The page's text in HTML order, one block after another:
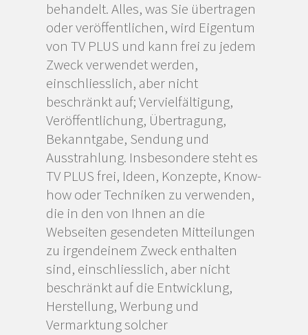
behandelt. Alles, was Sie übertragen
oder veröffentlichen, wird Eigentum
von TV PLUS und kann frei zu jedem
Zweck verwendet werden,
einschliesslich, aber nicht
beschränkt auf; Vervielfältigung,
Veröffentlichung, Übertragung,
Bekanntgabe, Sendung und
Ausstrahlung. Insbesondere steht es
TV PLUS frei, Ideen, Konzepte, Know-
how oder Techniken zu verwenden,
die in den von Ihnen an die
Webseiten gesendeten Mitteilungen
zu irgendeinem Zweck enthalten
sind, einschliesslich, aber nicht
beschränkt auf die Entwicklung,
Herstellung, Werbung und
Vermarktung solcher